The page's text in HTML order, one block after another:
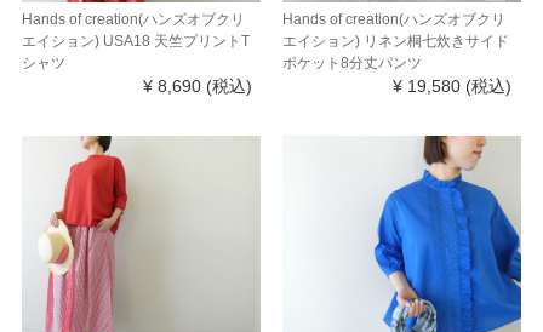
Hands of creation(ハンズオブクリ
エイション) USA18 天竺プリントT
シャツ
¥ 8,690 (税込)
Hands of creation(ハンズオブクリ
エイション) リネン桐七炊きサイド
ポケット8分丈パンツ
¥ 19,580 (税込)